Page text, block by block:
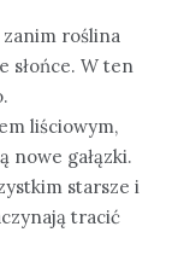
roślina
słońce. W ten
liściowym,
nowe gałązki.
starsze i
tracić